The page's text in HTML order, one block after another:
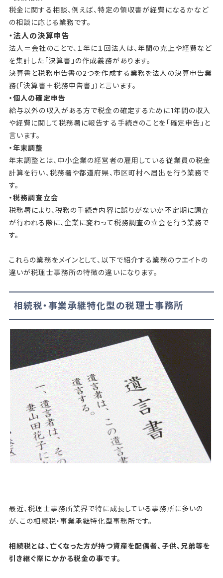
税金に関する相談、例えば、特定の領収書が経費になるかなど
の相談に応じる業務です。
・法人の決算申告
法人＝会社のことで、１年に１回法人は、年間の売上や経費など
を集計した「決算書」の作成義務があります。
決算書と税務申告書の2つを作成する業務を法人の決算申告業
務(「決算書＋税務申告書」)と言います。
・個人の確定申告
給与以外の収入がある方で税金の確定するために1年間の収入
や経費に関して税務署に報告する手続きのことを「確定申告」と
言います。
・年末調整
年末調整とは、中小企業の経営者の雇用している従業員の税金
計算を行い、税務署や都道府県、市区町村へ届出を行う業務で
す。
・税務調査立会
税務署により、税務の手続き内容に誤りがないか不定期に調査
が行われる際に、企業に変わって税務調査の立会を行う業務で
す。
これらの業務をメインとして、以下で紹介する業務のウエイトの
違いが税理士事務所の特徴の違いになります。
相続税・事業承継特化型の税理士事務所
最近、税理士事務所業界で特に成長している事務所に多いの
が、この相続税・事業承継特化型事務所です。
相続税とは、亡くなった方が持つ資産を配偶者、子供、兄弟等を
引き継ぐ際にかかる税金の事です。